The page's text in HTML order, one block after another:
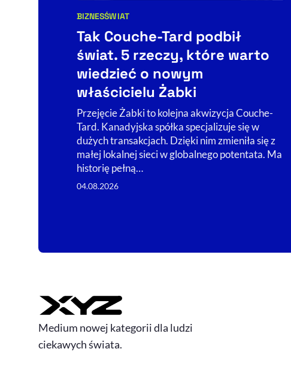
Kategorie artykułu:
BIZNESŚWIAT
Tak Couche-Tard podbił
świat. 5 rzeczy, które warto
wiedzieć o nowym
właścicielu Żabki
Przejęcie Żabki to kolejna akwizycja Couche-
Tard. Kanadyjska spółka specjalizuje się w
dużych transakcjach. Dzięki nim zmieniła się z
małej lokalnej sieci w globalnego potentata. Ma
historię pełną…
04.08.2026
Medium nowej kategorii dla ludzi
ciekawych świata.